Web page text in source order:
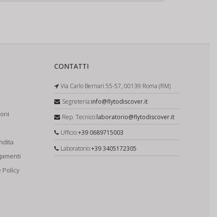
Policy
CONTATTI
Via Carlo Bernari 55-57, 00139 Roma (RM)
Segreteria:info@flytodiscover.it
Rep. Tecnico:laboratorio@flytodiscover.it
Ufficio:+39 0689715003
Laboratorio:+39 3405172305